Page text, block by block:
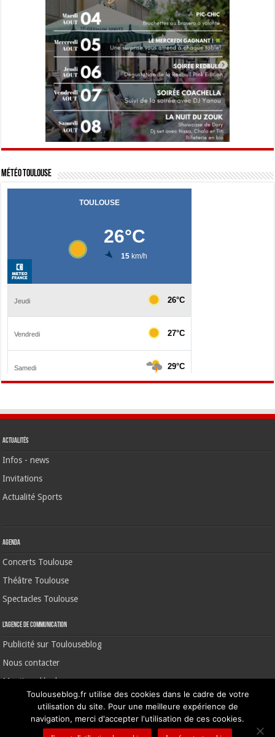
Météo Toulouse
Actualités
Infos - news
Invitations
Actualité Sports
Agenda
Concerts Toulouse
Théâtre Toulouse
Spectacles Toulouse
L’agence de communication
Publicité sur Toulouseblog
Nous contacter
Mentions légales
©2006-2026 Toulouse Blog | CNIL N° 1391640
Toulouseblog.fr utilise des cookies dans le cadre de votre
utilisation du site. Pour une meilleure expérience de
navigation, merci d'accepter l'utilisation de ces cookies.